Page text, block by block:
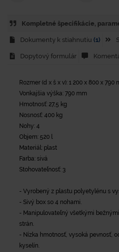
Kompletné špecifikácie,
Dokumenty k stiahnutiu (1)
Dopytový formulár
Rozmer (d x š x v): 1 200 x 800 x 790
Vonkajšia výška: 790 mm
Hmotnosť: 27,5 kg
Nosnosť: 400 kg
Nohy: 4
Objem: 520 l
Materiál: plast
Farba: sivá
Stohovateľnosť: 3
- Vyrobený z plastu polyetylénu s
- Sivý box so 4 nohami.
- Manipulovateľný všetkými
strán.
- Nízka hmotnosť, vysoká pevnosť,
kyselín.